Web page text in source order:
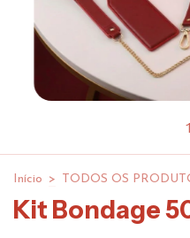
1
Início > TODOS OS
Kit Bondage